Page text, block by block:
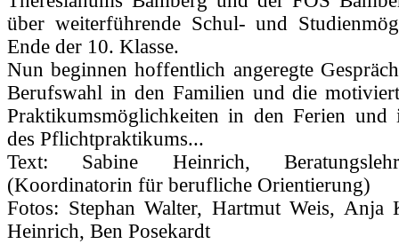
über weiterführende Schul- und
Ende der 10. Klasse.
Nun beginnen hoffentlich angeregte
Berufswahl in den Familien und die
Praktikumsmöglichkeiten in den Ferien und
des Pflichtpraktikums...
Text: Sabine Heinrich,
(Koordinatorin für berufliche Orientierung)
Fotos: Stephan Walter, Hartmut Weis, Anja
Heinrich, Ben Posekardt